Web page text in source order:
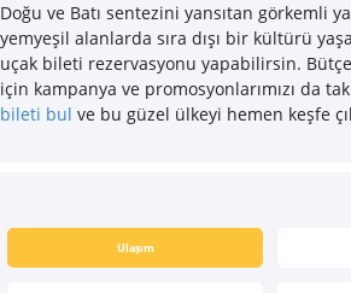
Doğu ve Batı sentezini yansıtan görkemli
yemyeşil alanlarda sıra dışı bir kültürü
uçak bileti rezervasyonu yapabilirsin.
için kampanya ve promosyonlarımızı da
bileti bul ve bu güzel ülkeyi hemen keşfe
Ulaşım